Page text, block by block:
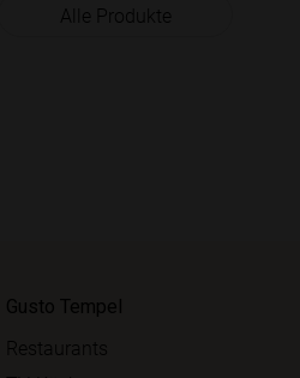
Alle Produkte
Gusto Tempel
Restaurants